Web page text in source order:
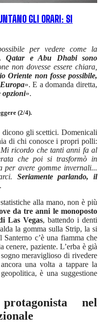
GLI ORARI: SI
per vedere come la
Qatar e Abu Dhabi sono
non dovesse essere chiara,
Oriente non fosse possibile,
». E a domanda diretta,
opzioni».
(2/4).
gli scettici. Domenicali
di chi conosce i propri polli:
ricordo che tanti anni fa al
che poi si trasformò in
avere gomme invernali...
Seriamente parlando, il
alla mano, non è più
da tre anni le monoposto
Las Vegas, battendo i denti
la gomma sulla Strip, la si
c’è una fiamma che
cenere, paziente. L’erba è già
meraviglioso di rivedere
una volta a tappare la
è una suggestione
nel